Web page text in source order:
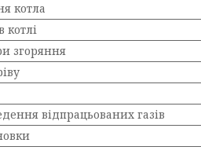
котла
котлі
згоряння
відпрацьованих газів